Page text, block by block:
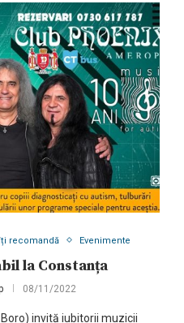
recomandă Evenimente
la Constanța
08/11/2022
invită iubitorii muzicii